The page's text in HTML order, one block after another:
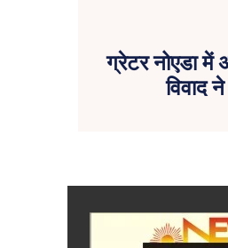
ग्रेटर नोएडा में
विवाद